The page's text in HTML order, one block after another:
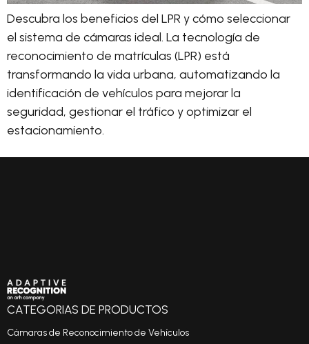
Descubra los beneficios del LPR y cómo seleccionar
el sistema de cámaras ideal. La tecnología de
reconocimiento de matrículas (LPR) está
transformando la vida urbana, automatizando la
identificación de vehículos para mejorar la
seguridad, gestionar el tráfico y optimizar el
estacionamiento.
CATEGORIAS DE PRODUCTOS
Cámaras de Reconocimiento de Vehículos